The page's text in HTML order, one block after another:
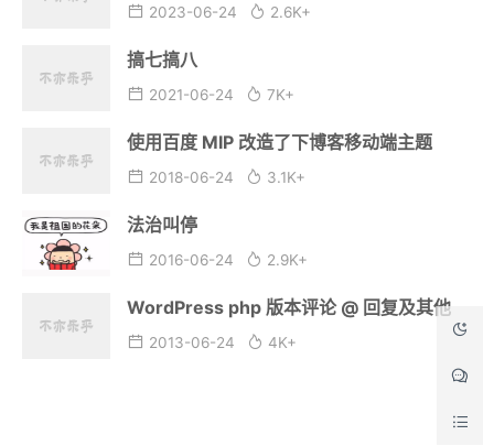
2023-06-24 2.6K+
搞七搞八
2021-06-24 7K+
使用百度 MIP 改造了下博客移动端主题
2018-06-24 3.1K+
法治叫停
2016-06-24 2.9K+
WordPress php 版本评论 @ 回复及其他
2013-06-24 4K+